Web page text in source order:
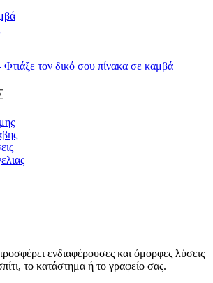
τον δικό σου πίνακα σε καμβά
ενδιαφέρουσες και όμορφες λύσεις
το κατάστημα ή το γραφείο σας.